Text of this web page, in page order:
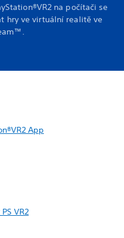
na počítači se
hry ve virtuální realitě ve
App
VR2